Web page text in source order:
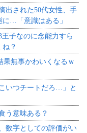
出された50代女性、手
…「意識はある」
子なのに念能力すら
？
果無事かわいくなるｗ
いつチートだろ…」と
う意味ある？
数字としての評価がい